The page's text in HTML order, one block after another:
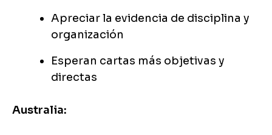
Apreciar la evidencia de disciplina y
organización
Esperan cartas más objetivas y
directas
Australia: